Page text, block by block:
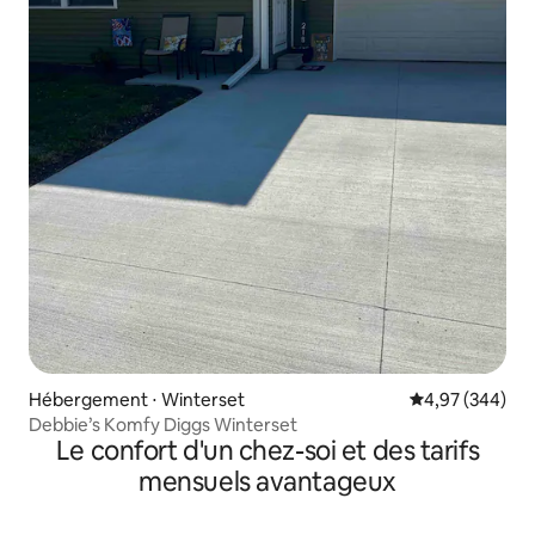
Hébergement ⋅ Winterset Évaluation
4,97 (344)
Debbie’s Komfy Diggs Winterset
Le confort d'un chez-soi et des tarifs
mensuels avantageux